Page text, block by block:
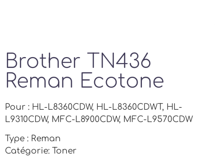
Brother TN436
Reman Ecotone
Pour : HL-L8360CDW, HL-L8360CDWT, HL-
L9310CDW, MFC-L8900CDW, MFC-L9570CDW
Type : Reman
Catégorie: Toner